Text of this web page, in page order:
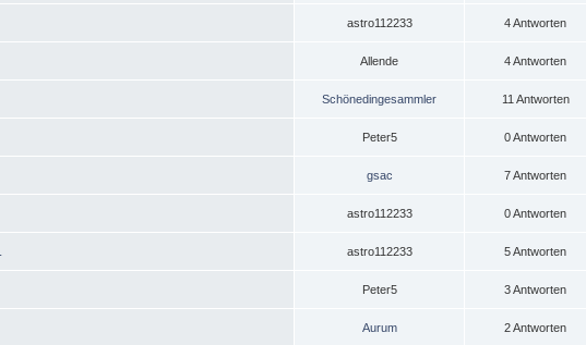
astro112233 4 Antworten
Allende 4 Antworten
Schönedingesammler 11 Antworten
Peter5 0 Antworten
gsac 7 Antworten
astro112233 0 Antworten
astro112233 5 Antworten
Peter5 3 Antworten
Aurum 2 Antworten